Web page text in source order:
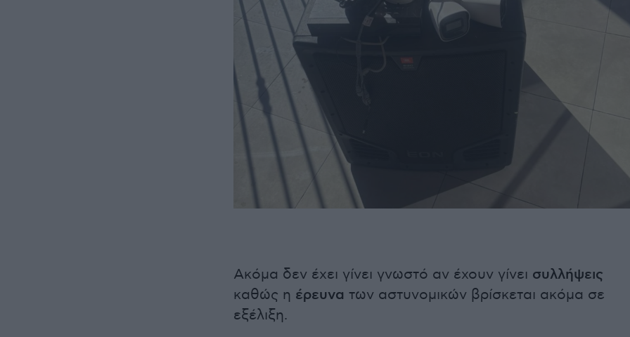
Ακόμα δεν έχει γίνει γνωστό αν έχουν γίνει συλλήψεις
καθώς η έρευνα των αστυνομικών βρίσκεται ακόμα σε
εξέλιξη.